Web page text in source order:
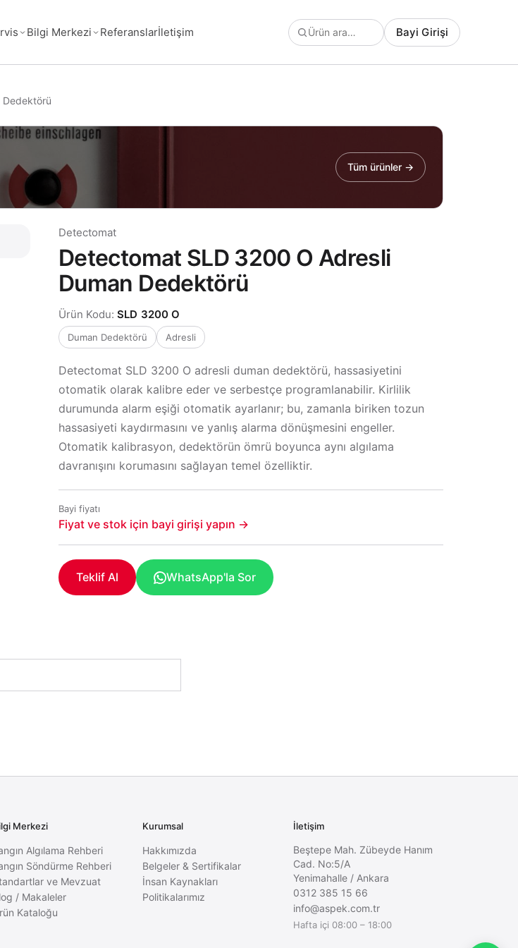
Bilgi Merkezi Referanslarİletişim Bayi Girişi
Dedektörü
Tüm ürünler →
Detectomat
Detectomat SLD 3200 O Adresli
Duman Dedektörü
Ürün Kodu: SLD 3200 O
Duman Dedektörü Adresli
Detectomat SLD 3200 O adresli duman dedektörü, hassasiyetini
otomatik olarak kalibre eder ve serbestçe programlanabilir. Kirlilik
durumunda alarm eşiği otomatik ayarlanır; bu, zamanla biriken tozun
hassasiyeti kaydırmasını ve yanlış alarma dönüşmesini engeller.
Otomatik kalibrasyon, dedektörün ömrü boyunca aynı algılama
davranışını korumasını sağlayan temel özelliktir.
Bayi fiyatı
Fiyat ve stok için bayi girişi yapın →
Teklif Al WhatsApp'la Sor
Merkezi
Algılama Rehberi
Söndürme Rehberi
ve Mevzuat
/ Makaleler
Kataloğu
Kurumsal
Hakkımızda
Belgeler & Sertifikalar
İnsan Kaynakları
Politikalarımız
İletişim
Beştepe Mah. Zübeyde Hanım
Cad. No:5/A
Yenimahalle/ Ankara
0312 385 15 66
info@aspek.com.tr
Hafta içi 08:00 – 18:00